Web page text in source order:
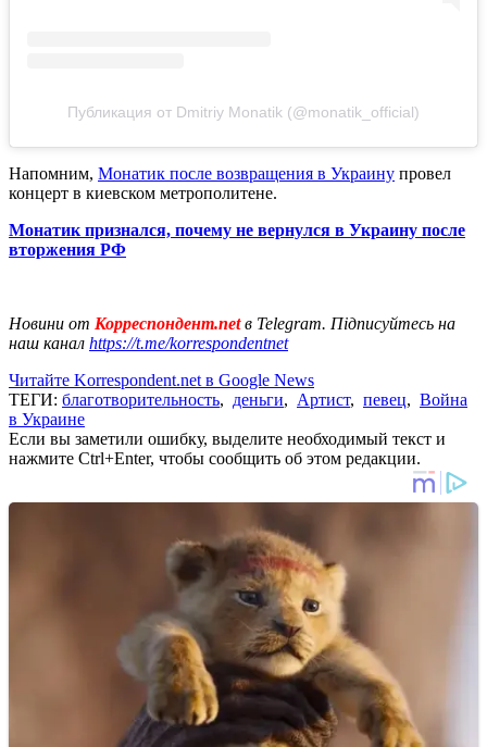
Публикация от Dmitriy Monatik (@monatik_official)
Напомним, Монатик после возвращения в Украину провел
концерт в киевском метрополитене.
Монатик признался, почему не вернулся в Украину после
вторжения РФ
Новини от Корреспондент.netв Telegram. Підписуйтесь на
наш канал https://t.me/korrespondentnet
Читайте Korrespondent.net в Google News
ТЕГИ: благотворительность, деньги, Артист, певец, Война
в Украине
Если вы заметили ошибку, выделите необходимый текст и
нажмите Ctrl+Enter, чтобы сообщить об этом редакции.